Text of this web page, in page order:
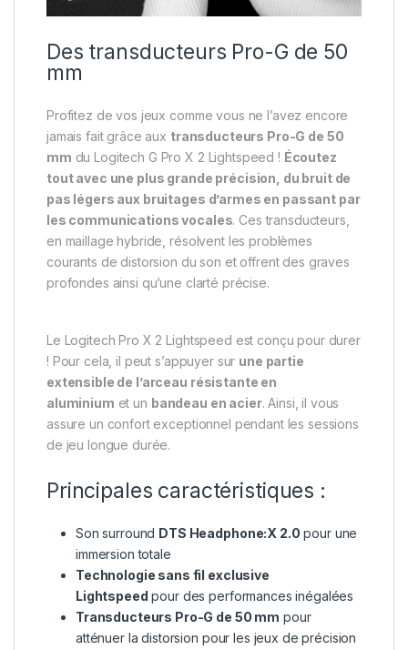
Des transducteurs Pro-G de 50
mm
Profitez de vos jeux comme vous ne l’avez encore
jamais fait grâce aux transducteurs Pro-G de 50
mm du Logitech G Pro X 2 Lightspeed ! Écoutez
tout avec une plus grande précision, du bruit de
pas légers aux bruitages d’armes en passant par
les communications vocales. Ces transducteurs,
en maillage hybride, résolvent les problèmes
courants de distorsion du son et offrent des graves
profondes ainsi qu’une clarté précise.
Le Logitech Pro X 2 Lightspeed est conçu pour durer
! Pour cela, il peut s’appuyer sur une partie
extensible de l’arceau résistante en
aluminium et un bandeau en acier. Ainsi, il vous
assure un confort exceptionnel pendant les sessions
de jeu longue durée.
Principales caractéristiques :
Son surround DTS Headphone:X 2.0 pour une
immersion totale
Technologie sans fil exclusive
Lightspeed pour des performances inégalées
Transducteurs Pro-G de 50 mm pour
atténuer la distorsion pour les jeux de précision